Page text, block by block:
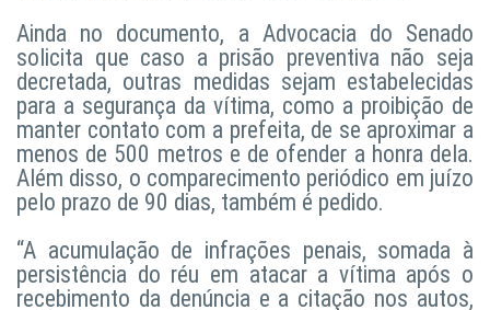
Ainda no documento, a Advocacia do Senado
solicita que caso a prisão preventiva não seja
decretada, outras medidas sejam estabelecidas
para a segurança da vítima, como a proibição de
manter contato com a prefeita, de se aproximar a
menos de 500 metros e de ofender a honra dela.
Além disso, o comparecimento periódico em juízo
pelo prazo de 90 dias, também é pedido.
“A acumulação de infrações penais, somada à
persistência do réu em atacar a vítima após o
recebimento da denúncia e a citação nos autos,